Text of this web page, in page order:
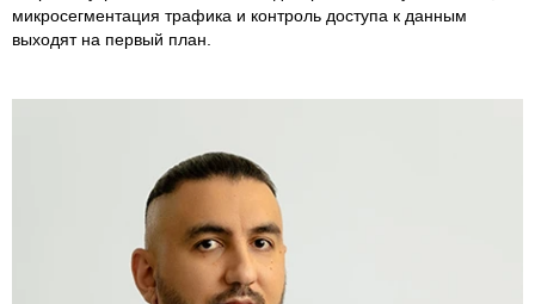
микросегментация трафика и контроль доступа к данным
выходят на первый план.